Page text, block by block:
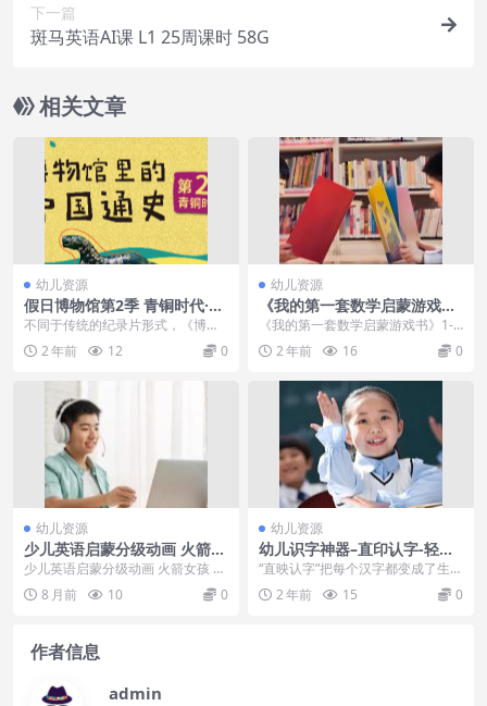
下一篇
斑马英语AI课 L1 25周课时 58G
相关文章
幼儿资源
假日博物馆第2季 青铜时代·夏
商周篇共28集完
不同于传统的纪录片形式，《博物
馆里的中国通史》的内容由博物馆
实景拍摄+动画制作+...
2 年前 12 0
幼儿资源
《我的第一套数学启蒙游戏
书》1-5级共25册PDF下载
《我的第一套数学启蒙游戏书》1-5
级共25册PDF下载内容简介：《我
的第一套数学...
2 年前 16 0
幼儿资源
少儿英语启蒙分级动画 火箭女
孩 Rocket Girl (音视频+配套
少儿英语启蒙分级动画 火箭女孩 Ro
cket Girl (音视频+配套资料)，少...
8 月前 10 0
幼儿资源
幼儿识字神器–直印认字-轻松
掌握1500+汉字
“直映认字”把每个汉字都变成了生活
中孩子常见、易记忆的图像，依据
儿童右脑强大的图...
2 年前 15 0
作者信息
admin